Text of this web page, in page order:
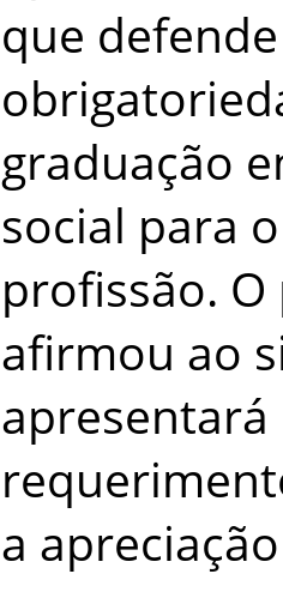
que
graduação
social para
profissão.
afirmou ao
apresentará
a